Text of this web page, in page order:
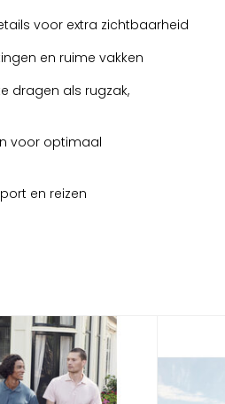
voor extra zichtbaarheid
en ruime vakken
dragen als rugzak,
voor optimaal
en reizen